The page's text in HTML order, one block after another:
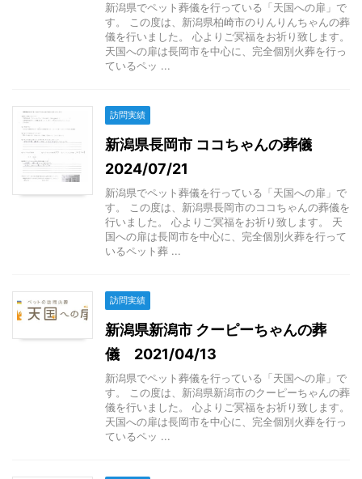
新潟県でペット葬儀を行っている「天国への扉」で
す。 この度は、新潟県柏崎市のりんりんちゃんの葬
儀を行いました。 心よりご冥福をお祈り致します。
天国への扉は長岡市を中心に、完全個別火葬を行っ
ているペッ ...
訪問実績
新潟県長岡市 ココちゃんの葬儀
2024/07/21
新潟県でペット葬儀を行っている「天国への扉」で
す。 この度は、新潟県長岡市のココちゃんの葬儀を
行いました。 心よりご冥福をお祈り致します。 天
国への扉は長岡市を中心に、完全個別火葬を行って
いるペット葬 ...
訪問実績
新潟県新潟市 クーピーちゃんの葬
儀 2021/04/13
新潟県でペット葬儀を行っている「天国への扉」で
す。 この度は、新潟県新潟市のクーピーちゃんの葬
儀を行いました。 心よりご冥福をお祈り致します。
天国への扉は長岡市を中心に、完全個別火葬を行っ
ているペッ ...